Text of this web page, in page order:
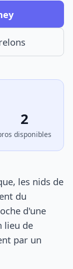
2
disponibles
les nids de
du
d'une
lieu de
par un